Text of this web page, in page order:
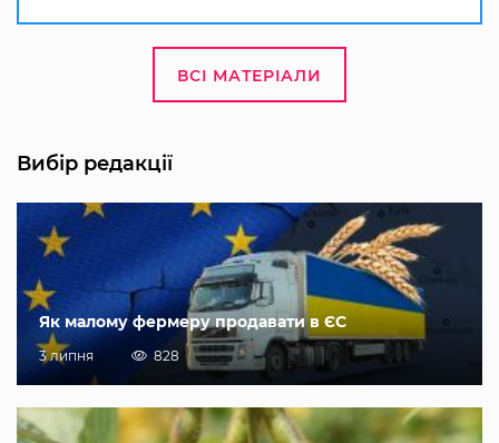
ВСІ МАТЕРІАЛИ
Вибір редакції
Як малому фермеру продавати в ЄС
3 липня 828